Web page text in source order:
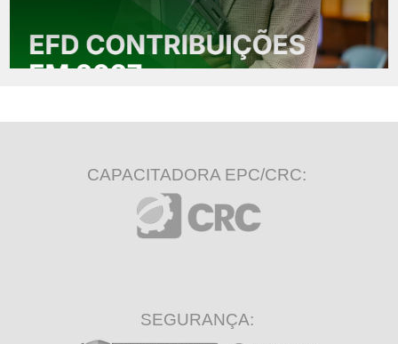
CAPACITADORA EPC/CRC:
SEGURANÇA: